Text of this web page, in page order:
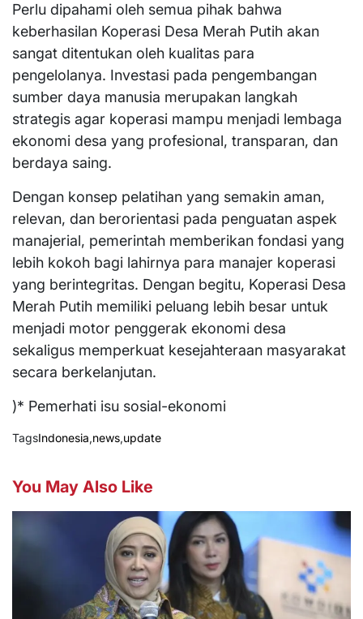
Perlu dipahami oleh semua pihak bahwa
keberhasilan Koperasi Desa Merah Putih akan
sangat ditentukan oleh kualitas para
pengelolanya. Investasi pada pengembangan
sumber daya manusia merupakan langkah
strategis agar koperasi mampu menjadi lembaga
ekonomi desa yang profesional, transparan, dan
berdaya saing.
Dengan konsep pelatihan yang semakin aman,
relevan, dan berorientasi pada penguatan aspek
manajerial, pemerintah memberikan fondasi yang
lebih kokoh bagi lahirnya para manajer koperasi
yang berintegritas. Dengan begitu, Koperasi Desa
Merah Putih memiliki peluang lebih besar untuk
menjadi motor penggerak ekonomi desa
sekaligus memperkuat kesejahteraan masyarakat
secara berkelanjutan.
)* Pemerhati isu sosial-ekonomi
TagsIndonesia,news,update
You May Also Like